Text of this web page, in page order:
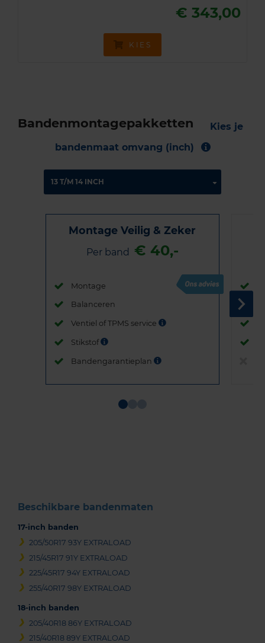
€ 343,00
KIES
Bandenmontagepakketten
Kies je
bandenmaat omvang (inch)
Montage Veilig & Zeker
Per band € 40,-
Montage
Balanceren
Ventiel of TPMS service
Stikstof
Bandengarantieplan
Beschikbare bandenmaten
17-inch banden
205/50R17 93Y EXTRALOAD
215/45R17 91Y EXTRALOAD
225/45R17 94Y EXTRALOAD
255/40R17 98Y EXTRALOAD
18-inch banden
205/40R18 86Y EXTRALOAD
215/40R18 89Y EXTRALOAD